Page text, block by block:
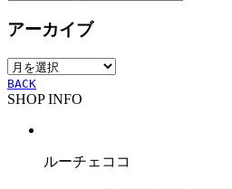
ゴ
ー
アーカイブ
ア
ー
カ
BACK
SHOP INFO
ルーチェココ